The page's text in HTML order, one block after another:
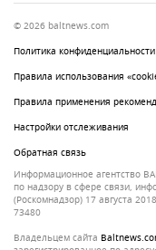
© 2026 baltnews.com
Политика конфиденциальности
Правила использования
Правила применения
Настройки отслеживания
Обратная связь
Информационное агентство
по надзору в сфере связи,
(Роскомнадзор) 17 августа
73480
Владельцем сайта